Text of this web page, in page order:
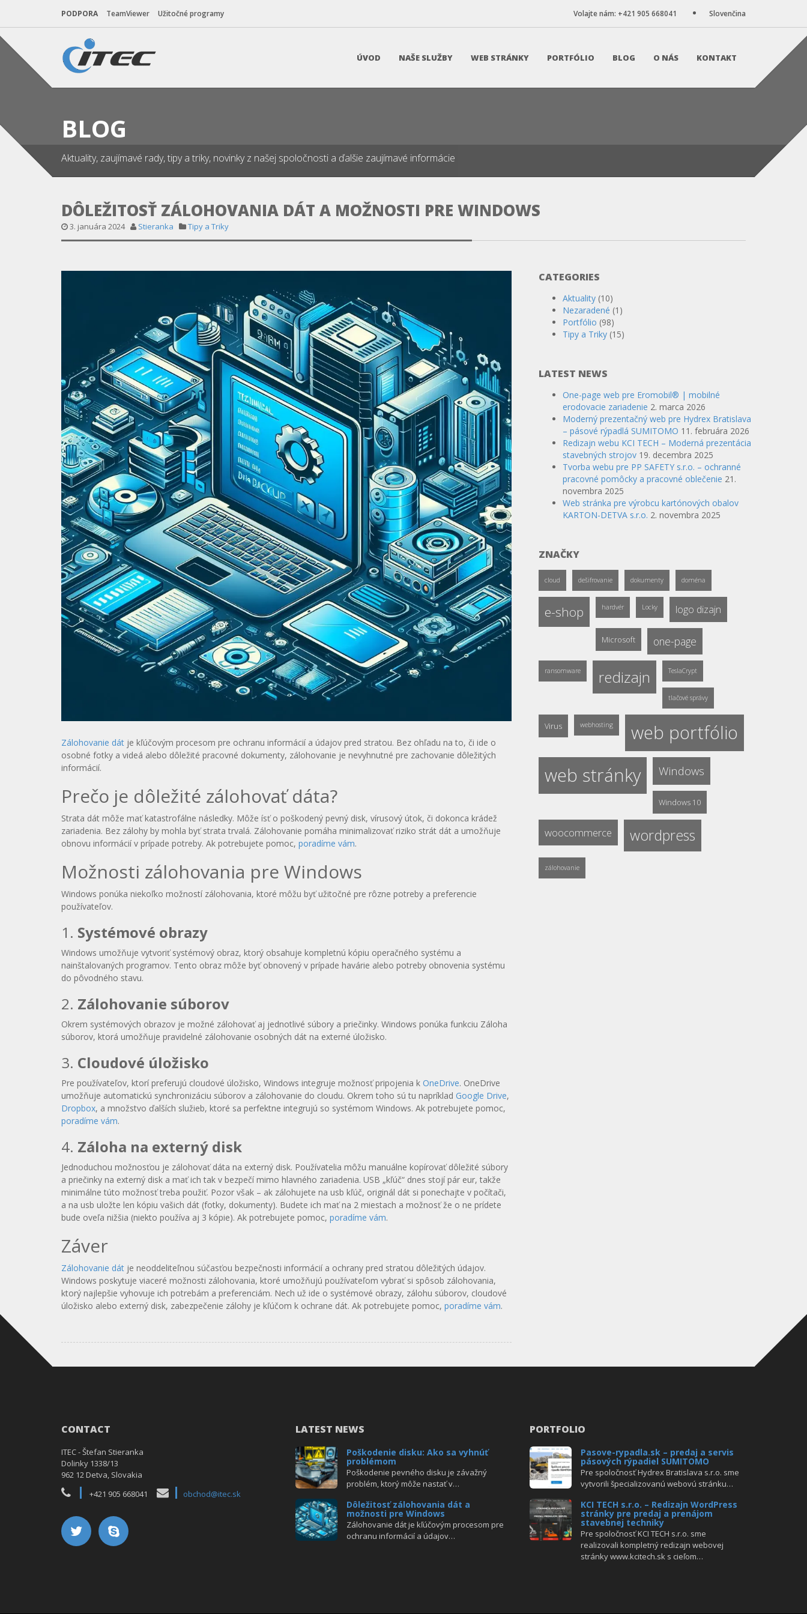
PODPORA TeamViewer Užitočné programy Volajte nám: +421 905 668041 Slovenčina
ÚVOD NAŠE SLUŽBY WEB STRÁNKY PORTFÓLIO BLOG O NÁS KONTAKT
BLOG
Aktuality, zaujímavé rady, tipy a triky, novinky z našej spoločnosti a ďalšie zaujímavé informácie
DÔLEŽITOSŤ ZÁLOHOVANIA DÁT A MOŽNOSTI PRE WINDOWS
3. januára 2024 Stieranka Tipy a Triky
Zálohovanie dát je kľúčovým procesom pre ochranu informácií a údajov pred stratou. Bez ohľadu na to, či ide o
osobné fotky a videá alebo dôležité pracovné dokumenty, zálohovanie je nevyhnutné pre zachovanie dôležitých
informácií.
Prečo je dôležité zálohovať dáta?
Strata dát môže mať katastrofálne následky. Môže ísť o poškodený pevný disk, vírusový útok, či dokonca krádež
zariadenia. Bez zálohy by mohla byť strata trvalá. Zálohovanie pomáha minimalizovať riziko strát dát a umožňuje
obnovu informácií v prípade potreby. Ak potrebujete pomoc, poradíme vám.
Možnosti zálohovania pre Windows
Windows ponúka niekoľko možností zálohovania, ktoré môžu byť užitočné pre rôzne potreby a preferencie
používateľov.
1. Systémové obrazy
Windows umožňuje vytvoriť systémový obraz, ktorý obsahuje kompletnú kópiu operačného systému a
nainštalovaných programov. Tento obraz môže byť obnovený v prípade havárie alebo potreby obnovenia systému
do pôvodného stavu.
2. Zálohovanie súborov
Okrem systémových obrazov je možné zálohovať aj jednotlivé súbory a priečinky. Windows ponúka funkciu Záloha
súborov, ktorá umožňuje pravidelné zálohovanie osobných dát na externé úložisko.
3. Cloudové úložisko
Pre používateľov, ktorí preferujú cloudové úložisko, Windows integruje možnosť pripojenia k OneDrive. OneDrive
umožňuje automatickú synchronizáciu súborov a zálohovanie do cloudu. Okrem toho sú tu napríklad Google Drive,
Dropbox, a množstvo ďalších služieb, ktoré sa perfektne integrujú so systémom Windows. Ak potrebujete pomoc,
poradíme vám.
4. Záloha na externý disk
Jednoduchou možnosťou je zálohovať dáta na externý disk. Používatelia môžu manuálne kopírovať dôležité súbory
a priečinky na externý disk a mať ich tak v bezpečí mimo hlavného zariadenia. USB „kľúč“ dnes stojí pár eur, takže
minimálne túto možnosť treba použiť. Pozor však – ak zálohujete na usb kľúč, originál dát si ponechajte v počítači,
a na usb uložte len kópiu vašich dát (fotky, dokumenty). Budete ich mať na 2 miestach a možnosť že o ne prídete
bude oveľa nižšia (niekto používa aj 3 kópie). Ak potrebujete pomoc, poradíme vám.
Záver
Zálohovanie dát je neoddeliteľnou súčasťou bezpečnosti informácií a ochrany pred stratou dôležitých údajov.
Windows poskytuje viaceré možnosti zálohovania, ktoré umožňujú používateľom vybrať si spôsob zálohovania,
ktorý najlepšie vyhovuje ich potrebám a preferenciám. Nech už ide o systémové obrazy, zálohu súborov, cloudové
úložisko alebo externý disk, zabezpečenie zálohy je kľúčom k ochrane dát. Ak potrebujete pomoc, poradíme vám.
CATEGORIES
Aktuality (10)
Nezaradené (1)
Portfólio (98)
Tipy a Triky (15)
LATEST NEWS
One-page web pre Eromobil® | mobilné
erodovacie zariadenie 2. marca 2026
Moderný prezentačný web pre Hydrex Bratislava
– pásové rýpadlá SUMITOMO 11. februára 2026
Redizajn webu KCI TECH – Moderná prezentácia
stavebných strojov 19. decembra 2025
Tvorba webu pre PP SAFETY s.r.o. – ochranné
pracovné pomôcky a pracovné oblečenie 21.
novembra 2025
Web stránka pre výrobcu kartónových obalov
KARTON-DETVA s.r.o. 2. novembra 2025
ZNAČKY
cloud dešifrovanie dokumenty doména
e-shop hardvér Locky logo dizajn
Microsoft one-page
ransomware redizajn TeslaCrypt
tlačové správy
Virus webhosting
web portfólio
web stránky
Windows
Windows 10
woocommerce wordpress
zálohovanie
CONTACT
ITEC - Štefan Stieranka
Dolinky 1338/13
962 12 Detva, Slovakia
+421 905 668041
obchod@itec.sk
LATEST NEWS
Poškodenie disku: Ako sa vyhnúť
problémom
Poškodenie pevného disku je závažný
problém, ktorý môže nastať v…
Dôležitosť zálohovania dát a
možnosti pre Windows
Zálohovanie dát je kľúčovým procesom pre
ochranu informácií a údajov…
PORTFOLIO
Pasove-rypadla.sk – predaj a servis
pásových rýpadiel SUMITOMO
Pre spoločnosť Hydrex Bratislava s.r.o. sme
vytvorili špecializovanú webovú stránku…
KCI TECH s.r.o. – Redizajn WordPress
stránky pre predaj a prenájom
stavebnej techniky
Pre spoločnosť KCI TECH s.r.o. sme
realizovali kompletný redizajn webovej
stránky www.kcitech.sk s cieľom…